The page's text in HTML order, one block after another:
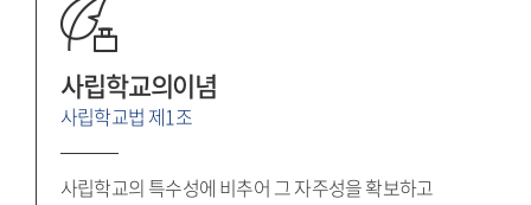
사립학교의이념
사립학교법 제1조
사립학교의 특수성에 비추어 그 자주성을 확보하고